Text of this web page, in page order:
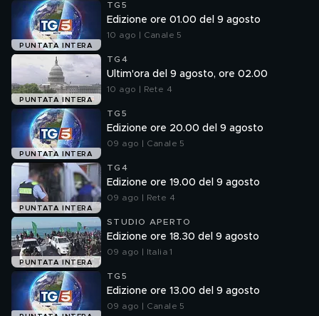
PUNTATA INTERA
TG5
Edizione ore 01.00 del 9 agosto
10 ago | Canale 5
PUNTATA INTERA
TG4
Ultim'ora del 9 agosto, ore 02.00
10 ago | Rete 4
PUNTATA INTERA
TG5
Edizione ore 20.00 del 9 agosto
09 ago | Canale 5
PUNTATA INTERA
TG4
Edizione ore 19.00 del 9 agosto
09 ago | Rete 4
PUNTATA INTERA
STUDIO APERTO
Edizione ore 18.30 del 9 agosto
09 ago | Italia 1
TG5
Edizione ore 13.00 del 9 agosto
09 ago | Canale 5